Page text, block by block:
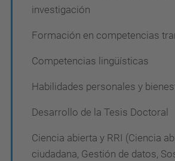
investigación
Formación en competencias
Competencias lingüísticas
Habilidades personales y
Desarrollo de la Tesis Doctoral
Ciencia abierta y RRI (Ciencia
ciudadana, Gestión de datos,